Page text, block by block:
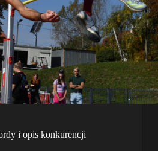
i opis konkurencji